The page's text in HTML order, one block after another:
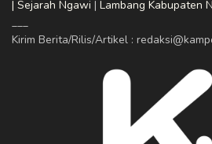
| Sejarah Ngawi | Lambang Kabupaten
___
Kirim Berita/Rilis/Artikel :